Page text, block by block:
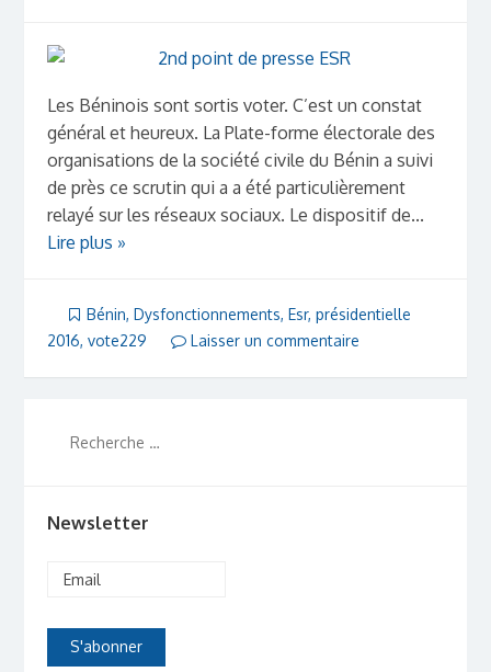
Les Béninois sont sortis voter. C’est un constat
général et heureux. La Plate-forme électorale des
organisations de la société civile du Bénin a suivi
de près ce scrutin qui a a été particulièrement
relayé sur les réseaux sociaux. Le dispositif de...
Lire plus »
Bénin, Dysfonctionnements, Esr, présidentielle
2016, vote229 Laisser un commentaire
Newsletter